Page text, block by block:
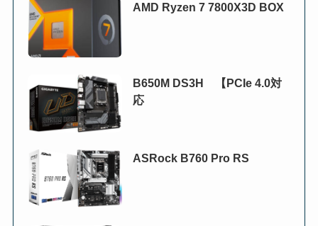
AMD Ryzen 7 7800X3D BOX
B650M DS3H 【PCIe 4.0対
応
ASRock B760 Pro RS